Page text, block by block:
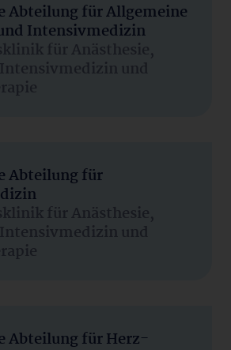
Abteilung für Allgemeine
Intensivmedizin
für Anästhesie,
und
Abteilung für
für Anästhesie,
und
Abteilung für Herz-